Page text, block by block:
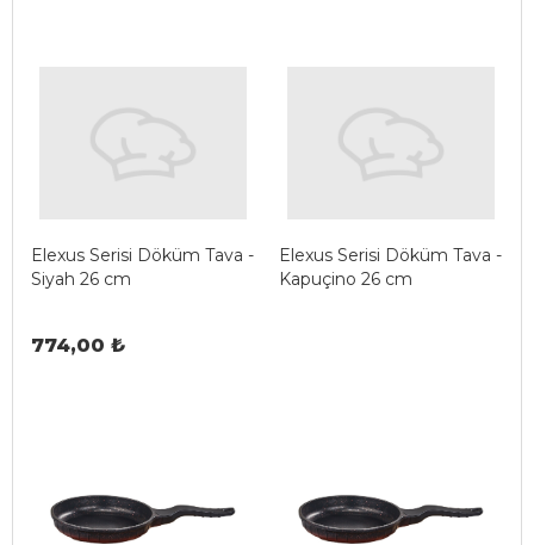
Elexus Serisi Döküm Tava -
Siyah 26 cm
774,00 ₺
Elexus Serisi Döküm Tava -
Kapuçino 26 cm